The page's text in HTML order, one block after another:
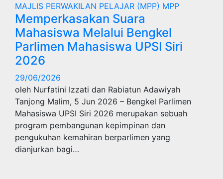
MAJLIS PERWAKILAN PELAJAR (MPP) MPP
Memperkasakan Suara
Mahasiswa Melalui Bengkel
Parlimen Mahasiswa UPSI Siri
2026
29/06/2026
oleh Nurfatini Izzati dan Rabiatun Adawiyah
Tanjong Malim, 5 Jun 2026 – Bengkel Parlimen
Mahasiswa UPSI Siri 2026 merupakan sebuah
program pembangunan kepimpinan dan
pengukuhan kemahiran berparlimen yang
dianjurkan bagi…